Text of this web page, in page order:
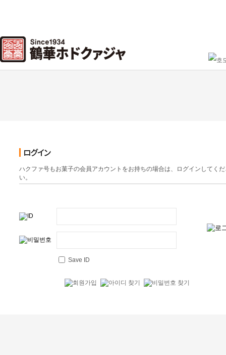
ハクファ号もお菓子の会員アカウントをお持ちの場合は、ログインしてく
い。
Save ID